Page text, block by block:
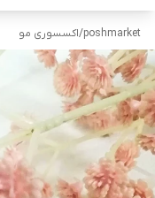
poshmarket
/اکسسوری مو